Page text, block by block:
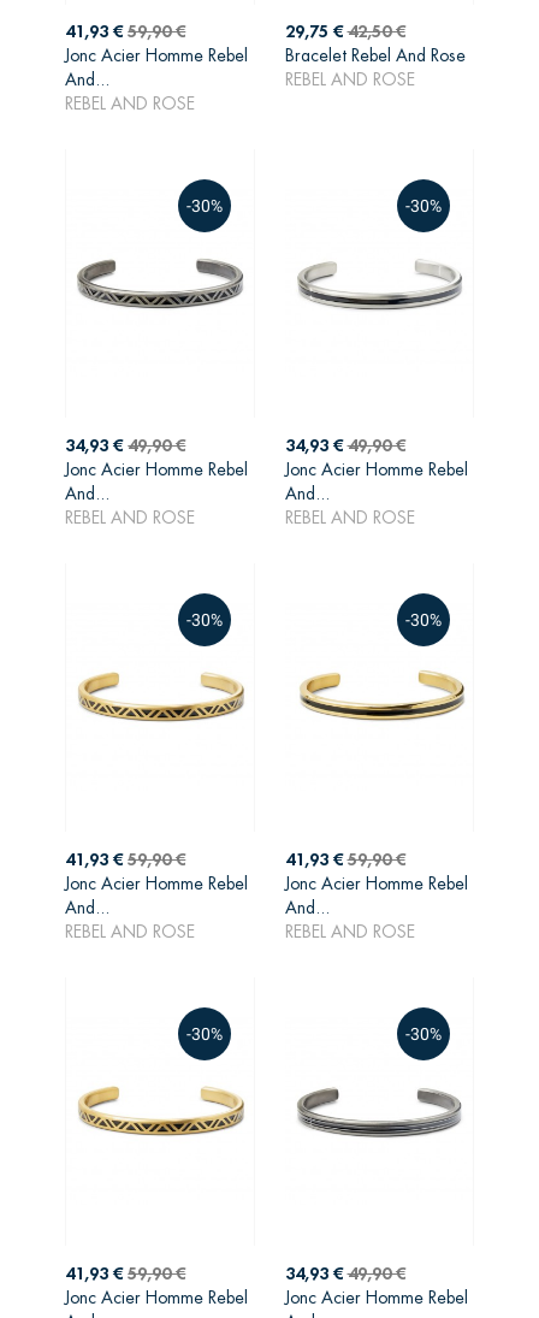
Prix
41,93 €Prix
de
59,90 €
Jonc Acier Homme Rebel
And...
REBEL AND ROSE
AJOUTER AU
Prix
29,75 €Prix
de
base
42,50 €
Bracelet Rebel And Rose
REBEL AND ROSE
AJOUTER AU
PANIER
Prix
34,93 €Prix
de
49,90 €
-30%
Jonc Acier Homme Rebel
And...
REBEL AND ROSE
AJOUTER AU
Prix
34,93 €Prix
de
49,90 €
-30%
Jonc Acier Homme Rebel
And...
REBEL AND ROSE
AJOUTER AU
Prix
41,93 €Prix
de
59,90 €
-30%
Jonc Acier Homme Rebel
And...
REBEL AND ROSE
AJOUTER AU
Prix
41,93 €Prix
de
59,90 €
-30%
Jonc Acier Homme Rebel
And...
REBEL AND ROSE
AJOUTER AU
Prix
41,93 €Prix
de
59,90 €
-30%
Jonc Acier Homme Rebel
AJOUTER AU
Prix
34,93 €Prix
de
49,90 €
-30%
Jonc Acier Homme Rebel
AJOUTER AU